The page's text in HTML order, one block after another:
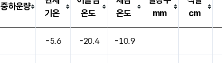
중하운량
기온
온도
온도
mm
cm
-5.6 -20.4 -10.9